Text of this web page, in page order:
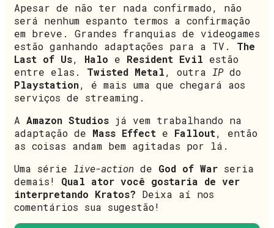
Apesar de não ter nada confirmado, não
será nenhum espanto termos a confirmação
em breve. Grandes franquias de videogames
estão ganhando adaptações para a TV. The
Last of Us, Halo e Resident Evil estão
entre elas. Twisted Metal, outra IPdo
Playstation, é mais uma que chegará aos
serviços de streaming.
A Amazon Studios já vem trabalhando na
adaptação de Mass Effect e Fallout, então
as coisas andam bem agitadas por lá.
Uma série live-action de God of War seria
demais! Qual ator você gostaria de ver
interpretando Kratos? Deixa aí nos
comentários sua sugestão!